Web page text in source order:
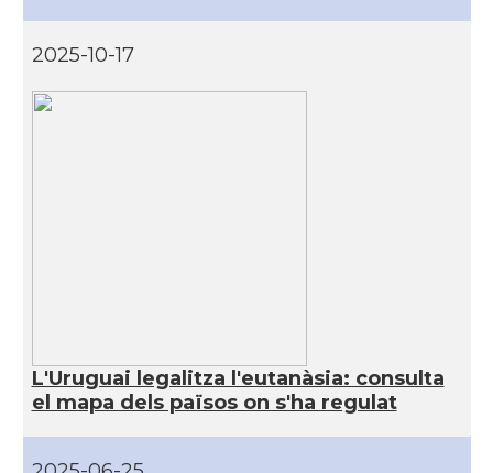
2025-10-17
L'Uruguai legalitza l'eutanàsia: consulta
el mapa dels països on s'ha regulat